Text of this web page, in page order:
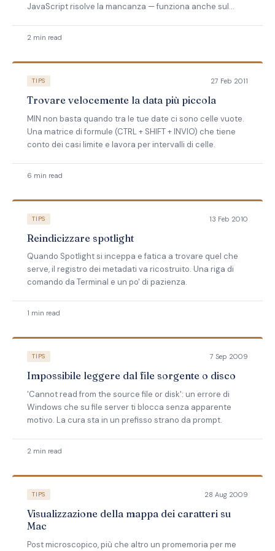
JavaScript risolve la mancanza — funziona anche sul
2 min read
TIPS 27 Feb 2011
Trovare velocemente la data più piccola
MIN non basta quando tra le tue date ci sono celle vuote.
Una matrice di formule (CTRL + SHIFT + INVIO) che tiene
conto dei casi limite e lavora per intervalli di celle.
6 min read
TIPS 13 Feb 2010
Reindicizzare spotlight
Quando Spotlight si inceppa e fatica a trovare quel che
serve, il registro dei metadati va ricostruito. Una riga di
comando da Terminal e un po' di pazienza.
1 min read
TIPS 7 Sep 2009
Impossibile leggere dal file sorgente o disco
'Cannot read from the source file or disk': un errore di
Windows che su file server ti blocca senza apparente
motivo. La cura sta in un prefisso strano da prompt.
2 min read
TIPS 28 Aug 2009
Visualizzazione della mappa dei caratteri su
Mac
Post microscopico, più che altro un promemoria per me